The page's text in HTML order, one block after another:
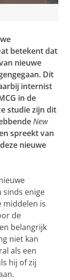
betekent dat
nieuwe
Dit
internist
in de
studie zijn dit
New
spreekt van
nieuwe
sinds enige
middelen is
de
belangrijk
niet kan
als een
hij of zij